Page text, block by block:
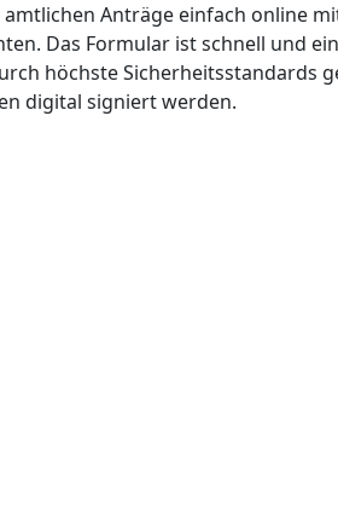
amtlichen Anträge einfach online
Das Formular ist schnell und
höchste Sicherheitsstandards
digital signiert werden.